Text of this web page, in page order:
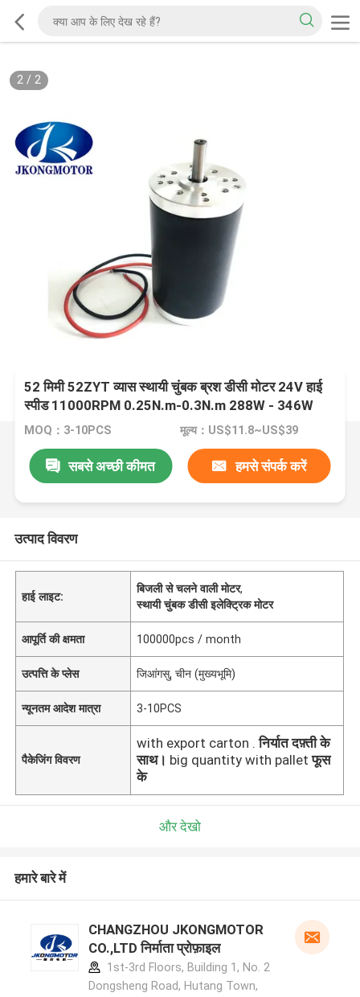
2/ 2
52 मिमी 52ZYT व्यास स्थायी चुंबक ब्रश डीसी मोटर 24V हाई
स्पीड 11000RPM 0.25N.m-0.3N.m 288W - 346W
MOQ：3-10PCS मूल्य：US$11.8~US$39
सबसे अच्छी कीमत हमसे संपर्क करें
उत्पाद विवरण
हाई लाइट:
बिजली से चलने वाली मोटर,
स्थायी चुंबक डीसी इलेक्ट्रिक मोटर
आपूर्ति की क्षमता 100000pcs / month
उत्पत्ति के प्लेस जिआंगसु, चीन (मुख्यभूमि)
न्यूनतम आदेश मात्रा 3-10PCS
पैकेजिंग विवरण
with export carton . निर्यात दफ़्ती के
साथ। big quantity with pallet फूस
के
और देखो
हमारे बारे में
CHANGZHOU JKONGMOTOR
CO.,LTD निर्माता प्रोफ़ाइल
1st-3rd Floors, Building 1, No. 2
Dongsheng Road, Hutang Town,